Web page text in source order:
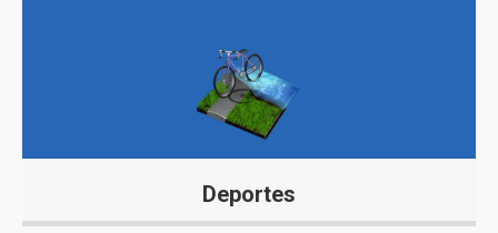
Deportes